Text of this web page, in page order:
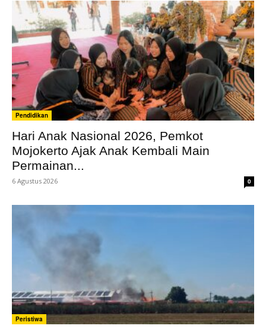
Pendidikan
Hari Anak Nasional 2026, Pemkot
Mojokerto Ajak Anak Kembali Main
Permainan...
6 Agustus 2026 0
Peristiwa